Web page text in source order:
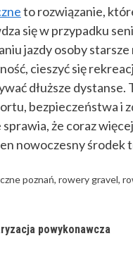
to rozwiązanie,
się w przypadku
jazdy osoby starsze
cieszyć się
dłuższe dystanse.
bezpieczeństwa i
że coraz
nowoczesny środek
poznań, rowery gravel,
powykonawcza